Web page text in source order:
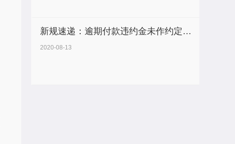
新规速递：逾期付款违约金未作约定的，一律按日万分之五计算！
2020-08-13